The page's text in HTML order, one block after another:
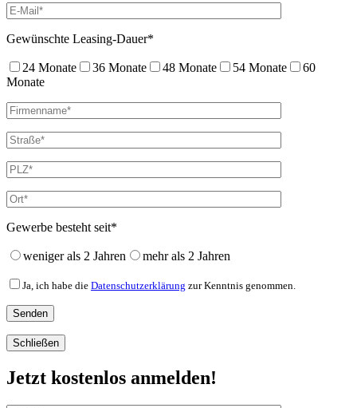
Gewünschte Leasing-Dauer*
24 Monate 36 Monate 48 Monate 54 Monate
60
Monate
Gewerbe besteht seit*
weniger als 2 Jahren mehr als 2 Jahren
Ja, ich habe die Datenschutzerklärung zur Kenntnis genommen.
Schließen
Jetzt kostenlos anmelden!